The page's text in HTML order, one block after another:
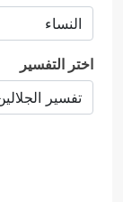
اختر التفسير